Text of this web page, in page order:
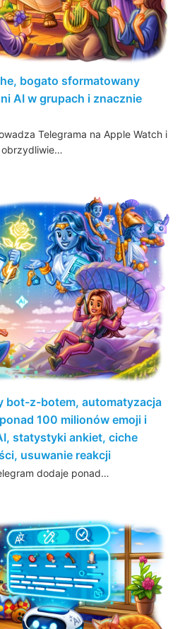
bogato sformatowany
AI w grupach i znacznie
Telegrama na Apple Watch i
obrzydliwie…
bot-z-botem, automatyzacja
100 milionów emoji i
statystyki ankiet, ciche
usuwanie reakcji
dodaje ponad…